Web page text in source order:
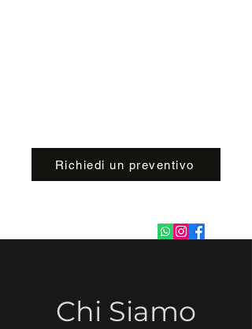
Richiedi un preventivo
Chi Siamo